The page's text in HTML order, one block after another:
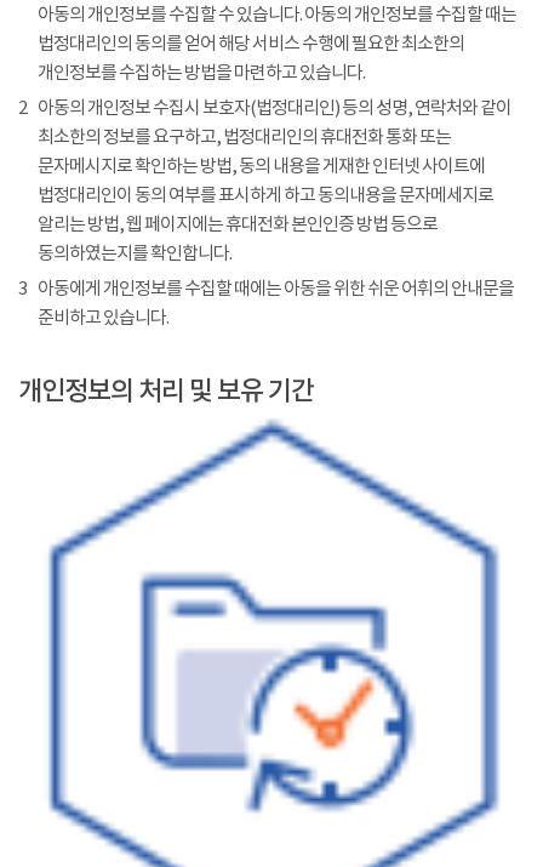
아동의 개인정보를 수집할 수 있습니다. 아동의 개인정보를 수집할 때는
법정대리인의 동의를 얻어 해당 서비스 수행에 필요한 최소한의
개인정보를 수집하는 방법을 마련하고 있습니다.
2 아동의 개인정보 수집시 보호자(법정대리인) 등의 성명, 연락처와 같이
최소한의 정보를 요구하고, 법정대리인의 휴대전화 통화 또는
문자메시지로 확인하는 방법, 동의 내용을 게재한 인터넷 사이트에
법정대리인이 동의 여부를 표시하게 하고 동의내용을 문자메세지로
알리는 방법, 웹 페이지에는 휴대전화 본인인증 방법 등으로
동의하였는지를 확인합니다.
3 아동에게 개인정보를 수집할 때에는 아동을 위한 쉬운 어휘의 안내문을
준비하고 있습니다.
개인정보의 처리 및 보유 기간